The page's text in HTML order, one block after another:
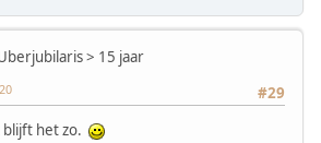
> 15 jaar
#29
blijft het zo.